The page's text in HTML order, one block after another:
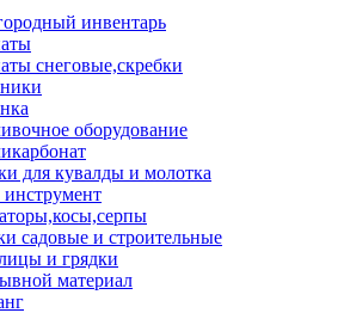
инвентарь
снеговые,скребки
оборудование
для кувалды и молотка
садовые и строительные
и грядки
материал